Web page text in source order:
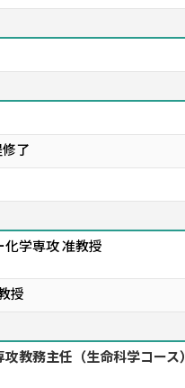
了
学専攻 准教授
授
教務主任（生命科学コース）